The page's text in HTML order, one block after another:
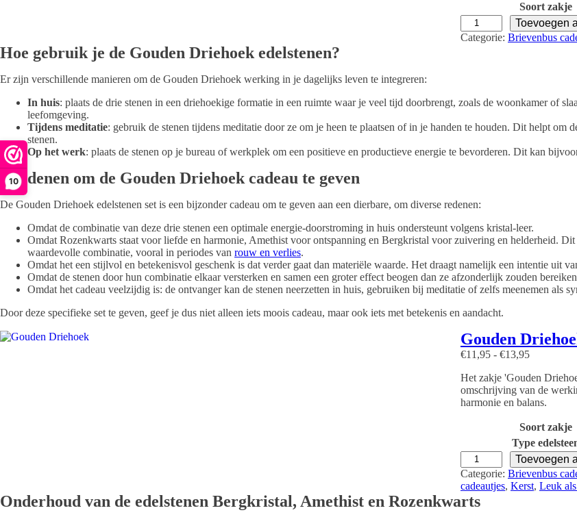
10
l
a
a
r
u
a
m
t
i
a
t
a
Soort zakje
e
b
e
t
e
n
a
r
-
R
o
e
k
w
r
t
s
t
l
Toevoegen
Categorie: Brievenbus
Hoe gebruik je de Gouden Driehoek edelstenen?
Er zijn verschillende manieren om de Gouden Driehoek werking in je dagelijks leven te integreren:
In huis: plaats de drie stenen in een driehoekige formatie in een ruimte waar je veel tijd doorbrengt, zoals de woonkamer of
leefomgeving.​
Tijdens meditatie: gebruik de stenen tijdens meditatie door ze om je heen te plaatsen of in je handen te houden. Dit helpt om
stenen.​
Op het werk: plaats de stenen op je bureau of werkplek om een positieve en productieve energie te bevorderen.​ Dit kan
5 redenen om de Gouden Driehoek cadeau te geven
De Gouden Driehoek edelstenen set is een bijzonder cadeau om te geven aan een dierbare, om diverse redenen:
Omdat de combinatie van deze drie stenen een optimale energie-doorstroming in huis ondersteunt volgens kristal-leer.
Omdat Rozenkwarts staat voor liefde en harmonie, Amethist voor ontspanning en Bergkristal voor zuivering en helderheid.
waardevolle combinatie, vooral in periodes van rouw en verlies.
Omdat het een stijlvol en betekenisvol geschenk is dat verder gaat dan materiële waarde. Het draagt namelijk een intentie uit
Omdat de stenen door hun combinatie elkaar versterken en samen een groter effect beogen dan ze afzonderlijk zouden
Omdat het cadeau veelzijdig is: de ontvanger kan de stenen neerzetten in huis, gebruiken bij meditatie of zelfs meenemen als
Door deze specifieke set te geven, geef je dus niet alleen iets moois cadeau, maar ook iets met betekenis en aandacht.
Gouden
€11,95 - €13,95P
i
j
s
l
a
s
s
e
:
Het zakje 'Gouden
omschrijving van de
harmonie en balans.
Soort zakje
Type
o
u
d
e
Toevoegen
Categorie: Brievenbus
cadeautjes, Kerst, Leuk
Onderhoud van de edelstenen Bergkristal, Amethist en Rozenkwarts